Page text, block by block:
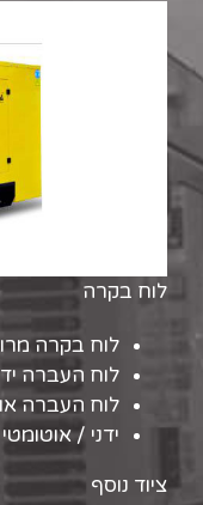
לוח בקרה
לוח בקרה
לוח העברה
לוח העברה
ידני /
ציוד נוסף